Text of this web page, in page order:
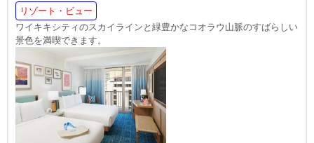
リゾート・ビュー
ワイキキシティのスカイラインと緑豊かなコオラウ山脈のすばらしい
景色を満喫できます。